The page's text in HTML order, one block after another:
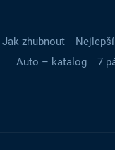
Jak zhubnout
Auto – katalog
7